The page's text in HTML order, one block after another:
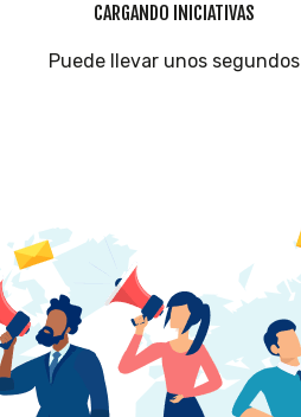
CARGANDO INICIATIVAS
Puede llevar unos segundos